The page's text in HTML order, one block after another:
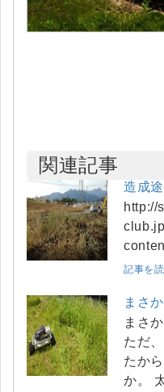
関連記事
造成
http://
記事を
まさ
まさ
ただ
たか